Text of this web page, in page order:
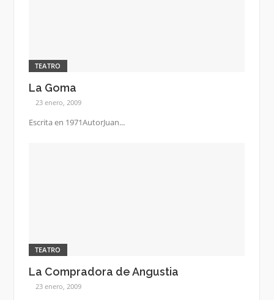
TEATRO
La Goma
23 enero, 2009
Escrita en 1971AutorJuan...
TEATRO
La Compradora de Angustia
23 enero, 2009